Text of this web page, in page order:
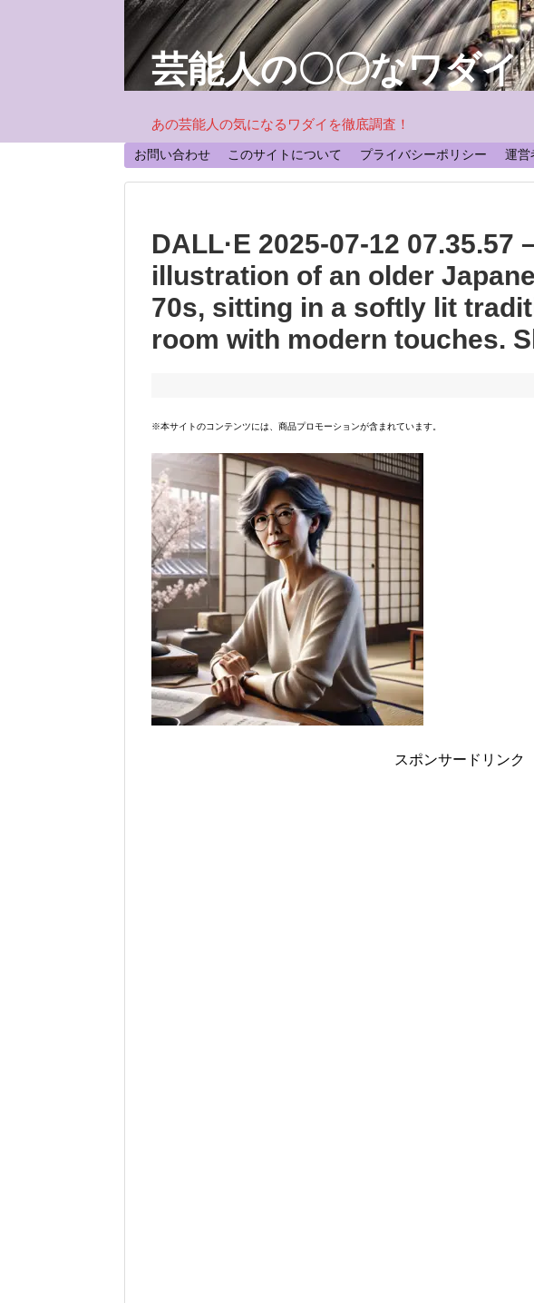
芸能人の〇〇なワダイ
あの芸能人の気になるワダイを徹底調査！
お問い合わせ このサイトについて プライバシーポリシー 運営
DALL·E 2025-07-12 07.35.57
illustration of an older
70s, sitting in a softly lit
room with modern touches.
※本サイトのコンテンツには、商品プロモーションが含まれています。
スポンサードリンク